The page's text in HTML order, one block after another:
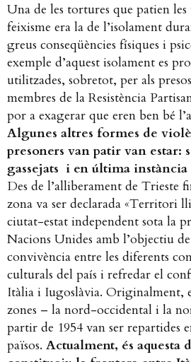
Una de les tortures que patien
feixisme era la de l’isolament
greus conseqüències físiques i
exemple d’aquest isolament es
utilitzades, sobretot, per als
membres de la Resistència
por a exagerar que eren ben bé
Algunes altres formes de
presoners van patir van estar:
gassejats i en última instància
Des de l’alliberament de Trieste
zona va ser declarada «Territori
ciutat-estat independent sota la
Nacions Unides amb l’objectiu
convivència entre les diferents
culturals del país i refredar el
Itàlia i Iugoslàvia. Originalment,
zones – la nord-occidental i la
partir de 1954 van ser repartides
països. Actualment, és aquesta